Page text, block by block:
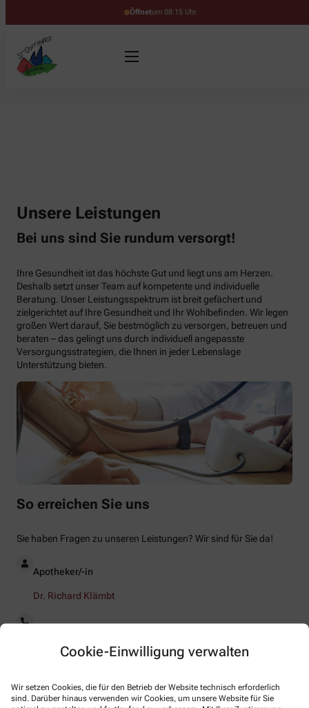
Cookie-Einwilligung verwalten
Wir setzen Cookies, die für den Betrieb der Website technisch erforderlich
sind. Darüber hinaus verwenden wir Cookies, um unsere Website für Sie
Öffnetum 08:15 Uhr
Unsere Leistungen
Bei uns sind Sie rundum versorgt!
Ihre Gesundheit ist das höchste Gut und liegt uns am Herzen.
Deshalb setzt unser Team auf kompetente und individuelle
Beratung. Unser Leistungsspektrum ist breit gefächert und
zielgerichtet auf Ihre Gesundheit und Ihr Wohlbefinden. Wir legen
großen Wert darauf, Sie bestmöglich zu versorgen, betreuen und
beraten – das gelingt uns durch individuell angepasste
Versorgungsstrategien, die Ihnen in jeder Lebenslage
Unterstützung bieten.
So erreichen Sie uns
Sie haben Fragen zu unseren Leistungen? Wir sind für Sie da!
Apotheker/-in
Dr. Richard Klämbt
0421 422024
0421 423113